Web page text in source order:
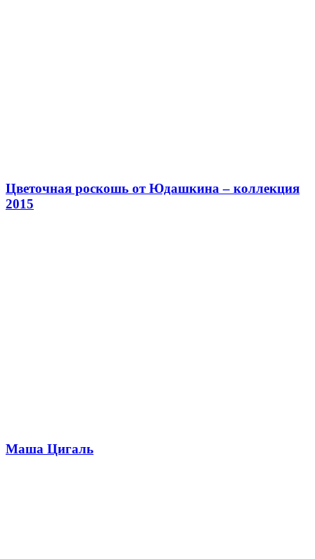
Цветочная роскошь от Юдашкина – коллекция
2015
Маша Цигаль